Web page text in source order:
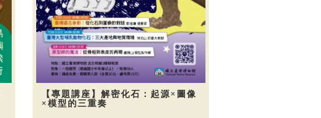
【專題講座】解密化石：起源×圖像
×模型的三重奏